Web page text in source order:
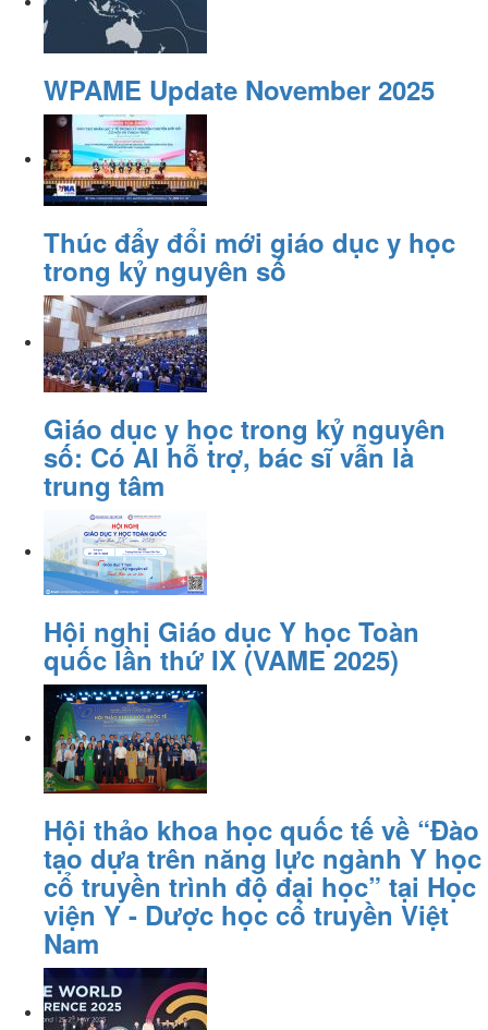
WPAME Update November 2025
Thúc đẩy đổi mới giáo dục y học
trong kỷ nguyên số
Giáo dục y học trong kỷ nguyên
số: Có AI hỗ trợ, bác sĩ vẫn là
trung tâm
Hội nghị Giáo dục Y học Toàn
quốc lần thứ IX (VAME 2025)
Hội thảo khoa học quốc tế về “Đào
tạo dựa trên năng lực ngành Y học
cổ truyền trình độ đại học” tại Học
viện Y - Dược học cổ truyền Việt
Nam